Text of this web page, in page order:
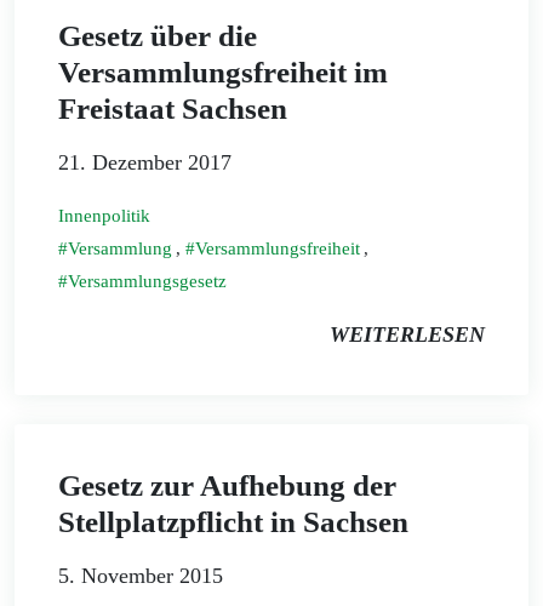
Gesetz über die
Versammlungsfreiheit im
Freistaat Sachsen
21. Dezember 2017
Innenpolitik
Versammlung , Versammlungsfreiheit ,
Versammlungsgesetz
WEITERLESEN
Gesetz zur Aufhebung der
Stellplatzpflicht in Sachsen
5. November 2015